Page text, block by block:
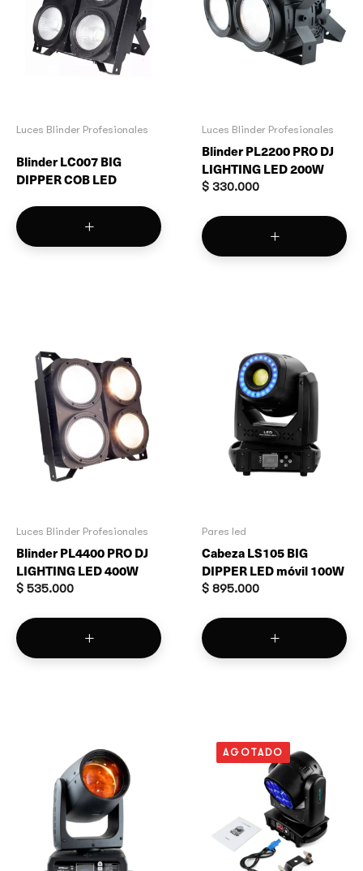
Luces Blinder Profesionales
Blinder LC007 BIG
DIPPER COB LED
Luces Blinder Profesionales
Blinder PL2200 PRO DJ
LIGHTING LED 200W
$ 330.000
Luces Blinder Profesionales
Blinder PL4400 PRO DJ
LIGHTING LED 400W
$ 535.000
Pares led
Cabeza LS105 BIG
DIPPER LED móvil 100W
$ 895.000
AGOTADO